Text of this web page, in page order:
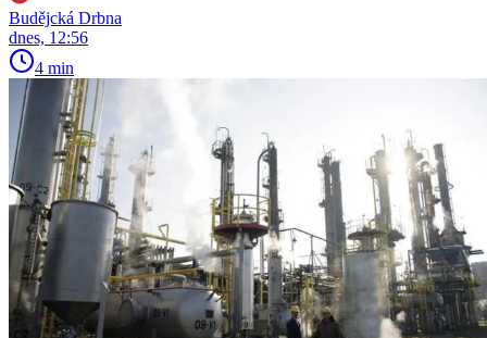
Budějcká Drbna
dnes, 12:56
4 min